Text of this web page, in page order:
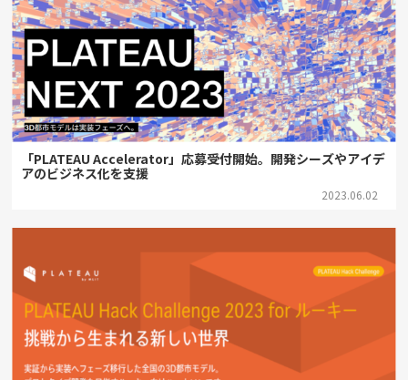
「PLATEAU Accelerator」応募受付開始。開発シーズやアイデ
アのビジネス化を支援
2023.06.02